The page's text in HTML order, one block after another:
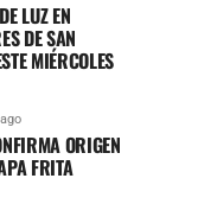
LUZ EN
DE SAN
MIÉRCOLES
ORIGEN
FRITA